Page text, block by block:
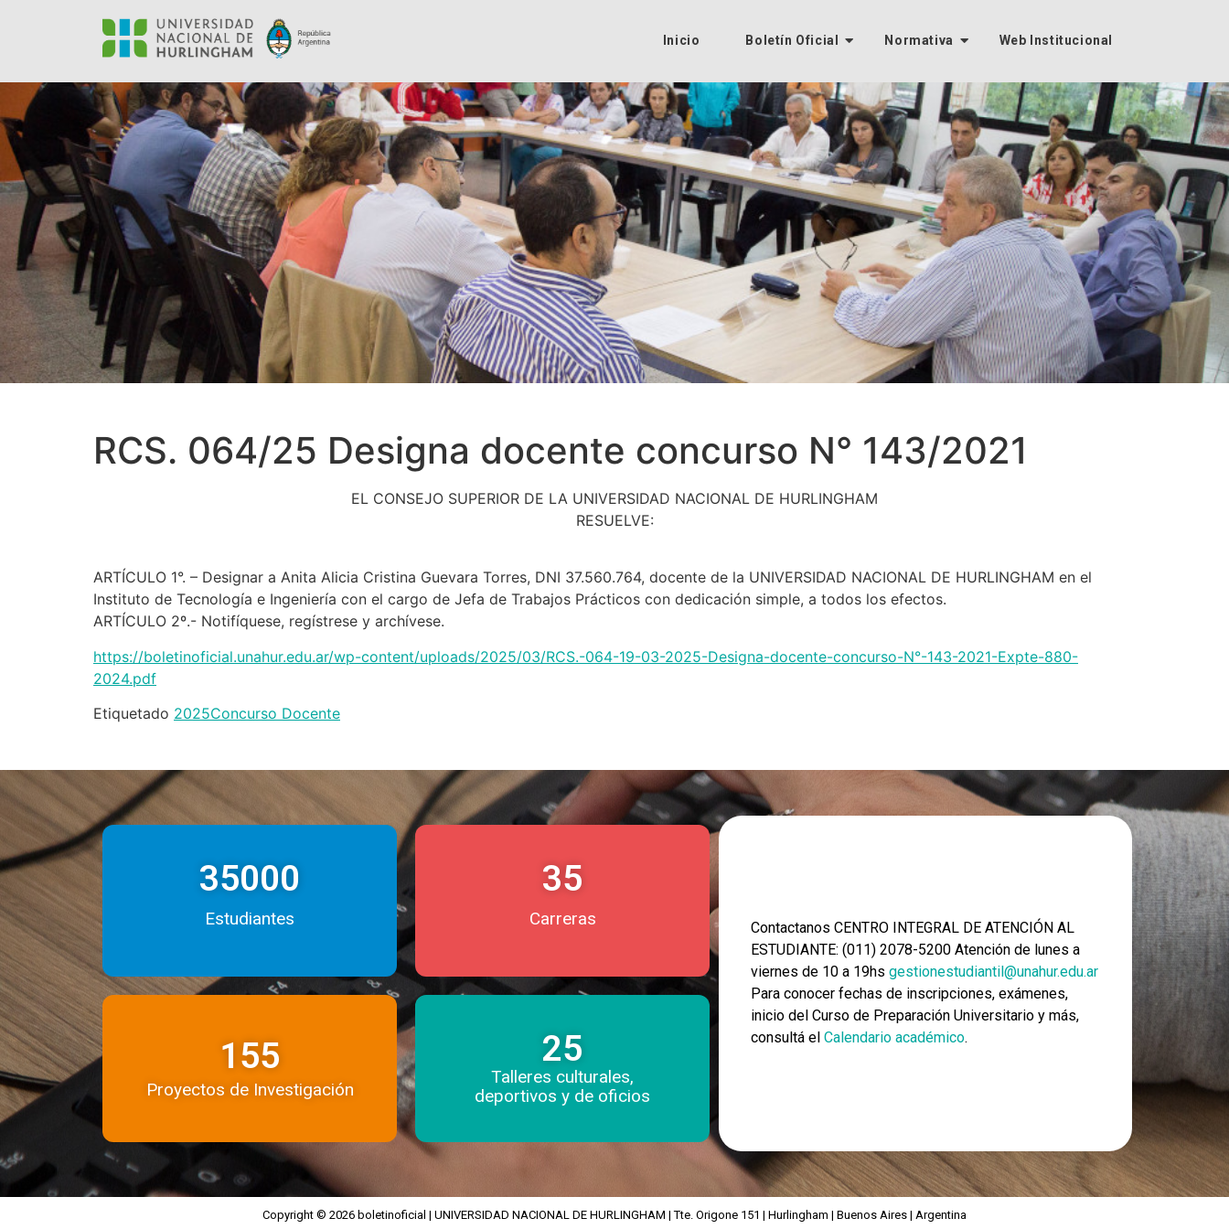
Inicio Boletín Oficial Normativa Web Institucional
RCS. 064/25 Designa docente concurso N° 143/2021
EL CONSEJO SUPERIOR DE LA UNIVERSIDAD NACIONAL DE HURLINGHAM
RESUELVE:
ARTÍCULO 1°. – Designar a Anita Alicia Cristina Guevara Torres, DNI 37.560.764, docente de la UNIVERSIDAD NACIONAL DE HURLINGHAM en el
Instituto de Tecnología e Ingeniería con el cargo de Jefa de Trabajos Prácticos con dedicación simple, a todos los efectos.
ARTÍCULO 2º.- Notifíquese, regístrese y archívese.
https://boletinoficial.unahur.edu.ar/wp-content/uploads/2025/03/RCS.-064-19-03-2025-Designa-docente-concurso-N°-143-2021-Expte-880-
2024.pdf
Etiquetado 2025Concurso Docente
35000
Estudiantes
155
Proyectos de Investigación
35
Carreras
25
Talleres culturales,
deportivos y de oficios
Contactanos CENTRO INTEGRAL DE ATENCIÓN AL
ESTUDIANTE: (011) 2078-5200 Atención de lunes a
viernes de 10 a 19hs gestionestudiantil@unahur.edu.ar
Para conocer fechas de inscripciones, exámenes,
inicio del Curso de Preparación Universitario y más,
consultá el Calendario académico.
Copyright © 2026 boletinoficial | UNIVERSIDAD NACIONAL DE HURLINGHAM | Tte. Origone 151 | Hurlingham | Buenos Aires | Argentina